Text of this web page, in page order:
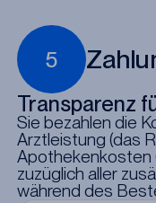
5
Transparenz
Sie bezahlen die
Arztleistung (das
Apothekenkosten
zuzüglich aller
während des